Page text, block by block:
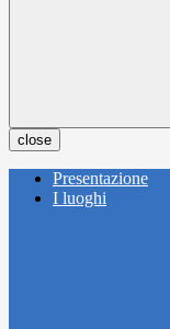
close
Presentazione
I luoghi